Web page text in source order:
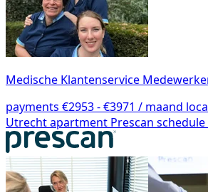
Medische Klantenservice
payments €2953 - €3971 / maand
Utrechtapartment Prescan schedule